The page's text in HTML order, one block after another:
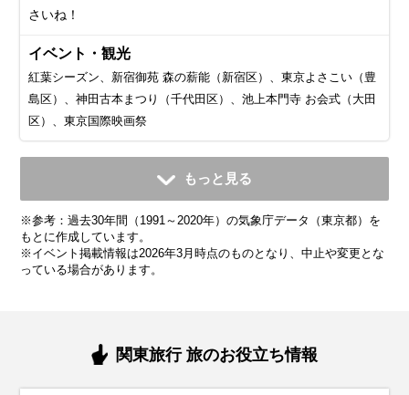
さいね！
イベント・観光
紅葉シーズン、新宿御苑 森の薪能（新宿区）、東京よさこい（豊
島区）、神田古本まつり（千代田区）、池上本門寺 お会式（大田
区）、東京国際映画祭
11月
平均気温・降水量
12.5℃ 96.3mm
気候・服装
11月の東京は、本格的な秋が訪れ、紅葉が美しい時期です。
12月
平均気温・降水量
7.7℃ 57.9mm
気候・服装
12月の東京は、冬の始まりを感じさせる季節。平均気温は
1月
平均気温・降水量
5.4℃ 59.7mm
気候・服装
1月の東京は真冬まっただ中。平均気温は約5℃、朝晩は0℃
2月
平均気温・降水量
6.1℃ 56.5mm
気候・服装
2月もまだまだ冬真っ盛り。寒さが続きますが、晴れた日に
3月
平均気温・降水量
9.4℃ 116.0mm
気候・服装
3月の東京は、春の訪れを感じるものの、まだまだ寒い日
4月
平均気温・降水量
14.3℃ 133.7mm
気候・服装
4月になると、東京もすっかり春らしくなり、観光には最高
5月
平均気温・降水量
18.8℃ 139.7mm
気候・服装
5月の東京は、春本番！過ごしやすい気候で、お出かけや観
6月
平均気温・降水量
21.9℃ 167.8mm
気候・服装
6月の東京は、いよいよ梅雨入り。湿度が高くなり、蒸し暑
7月
平均気温・降水量
25.7℃ 156.2mm
気候・服装
7月の東京は、いよいよ本格的な夏が到来！平均気温は
もっと見る
※参考：過去30年間（1991～2020年）の気象庁データ（東京都）を
もとに作成しています。
※イベント掲載情報は2026年3月時点のものとなり、中止や変更とな
っている場合があります。
関東旅行 旅のお役立ち情報